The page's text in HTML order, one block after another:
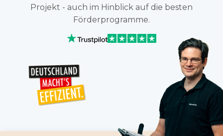
Projekt - auch im Hinblick auf die besten
Förderprogramme.